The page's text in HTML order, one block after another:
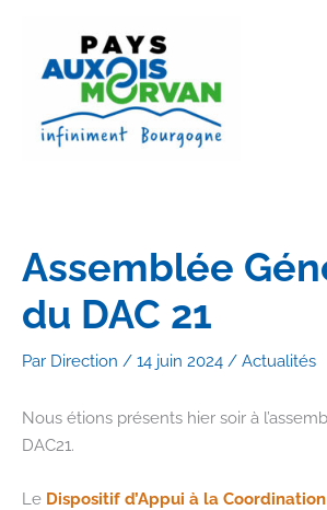
Assemblée
du DAC 21
Par Direction / 14 juin 2024 / Actualités
Nous étions présents hier soir à
DAC21.
Le Dispositif d’Appui à la Coordination